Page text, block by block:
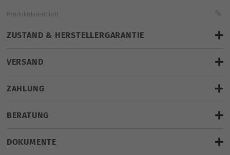
ZUSTAND & HERSTELLERGARANTIE
Zustand: Neuware
VERSAND
Montag, 17.08.2026
ZAHLUNG
BERATUNG
DOKUMENTE
Produktdatenblatt